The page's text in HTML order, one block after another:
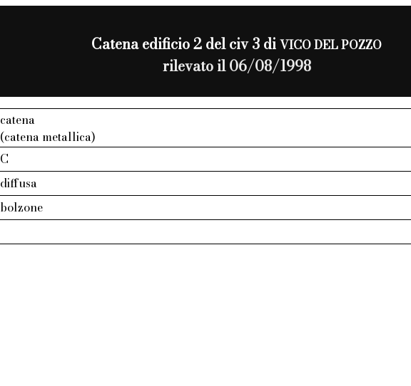
Catena edificio 2 del civ 3 diVICO DEL POZZO
rilevato il 06/08/1998
catena
(catena metallica)
C
diffusa
bolzone